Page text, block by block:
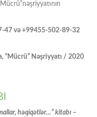
47 və +99455-502-89-32
“Mücrü” Nəşriyyatı / 2020
həqiqətlər…” kitabı –